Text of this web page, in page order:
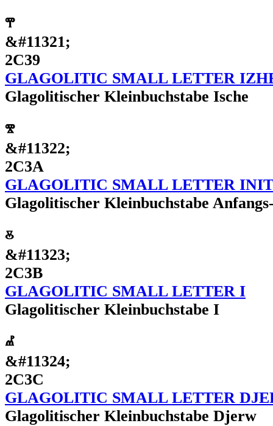
ⰹ
&#11321;
2C39
GLAGOLITIC SMALL LETTER
Glagolitischer Kleinbuchstabe Ische
ⰺ
&#11322;
2C3A
GLAGOLITIC SMALL LETTER
Glagolitischer Kleinbuchstabe
ⰻ
&#11323;
2C3B
GLAGOLITIC SMALL LETTER I
Glagolitischer Kleinbuchstabe I
ⰼ
&#11324;
2C3C
GLAGOLITIC SMALL LETTER
Glagolitischer Kleinbuchstabe Djerw